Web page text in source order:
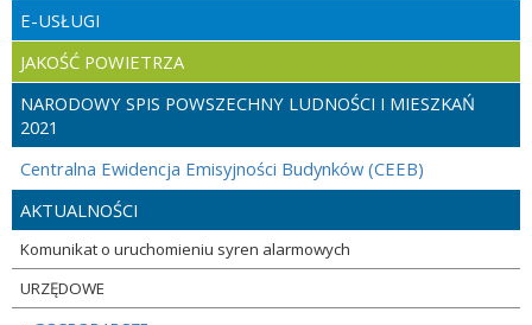
E-USŁUGI
JAKOŚĆ POWIETRZA
NARODOWY SPIS POWSZECHNY LUDNOŚCI I MIESZKAŃ
2021
Centralna Ewidencja Emisyjności Budynków (CEEB)
AKTUALNOŚCI
Komunikat o uruchomieniu syren alarmowych
URZĘDOWE